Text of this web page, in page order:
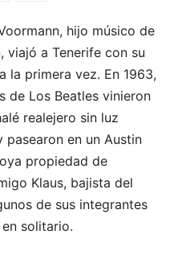
hijo músico de
viajó a Tenerife con su
la primera vez. En 1963,
de Los Beatles vinieron
realejero sin luz
pasearon en un Austin
propiedad de
Klaus, bajista del
de sus integrantes
solitario.